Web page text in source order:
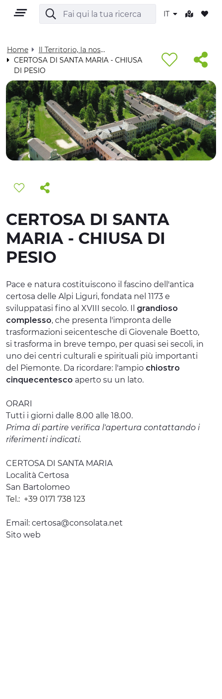
IT
TERRITORIO
CULTURA
NATURA E BENESSERE
ESPERIENZE
EVENTI
OFFERTE
ACCOGLIENZA
Home
Il Territorio, la nostra casa - Visit Cuneese
CERTOSA DI SANTA MARIA - CHIUSA
DI PESIO
CERTOSA DI SANTA
MARIA - CHIUSA DI
PESIO
Pace e natura costituiscono il fascino dell'antica
certosa delle Alpi Liguri, fondata nel 1173 e
sviluppatasi fino al XVIII secolo. Il grandioso
complesso, che presenta l'impronta delle
trasformazioni seicentesche di Giovenale Boetto,
si trasforma in breve tempo, per quasi sei secoli, in
uno dei centri culturali e spirituali più importanti
del Piemonte. Da ricordare: l'ampio chiostro
cinquecentesco aperto su un lato.
ORARI
Tutti i giorni dalle 8.00 alle 18.00.
Prima di partire verifica l'apertura contattando i
riferimenti indicati.
CERTOSA DI SANTA MARIA
Località Certosa
San Bartolomeo
Tel.: +39 0171 738 123
Email: certosa@consolata.net
Sito web